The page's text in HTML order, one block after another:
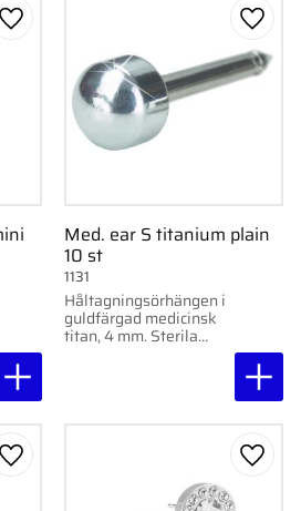
Lägg till i favoriter
Med. ear S titanium plain
10 st
Håltagningsörhängen i
guldfärgad medicinsk
titan, 4 mm. Sterila
1131
Lägg
Lägg till i favoriter Lägg